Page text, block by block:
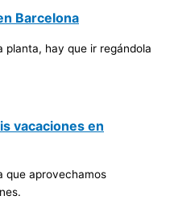
Barcelona
planta, hay que ir regándola
vacaciones en
que aprovechamos